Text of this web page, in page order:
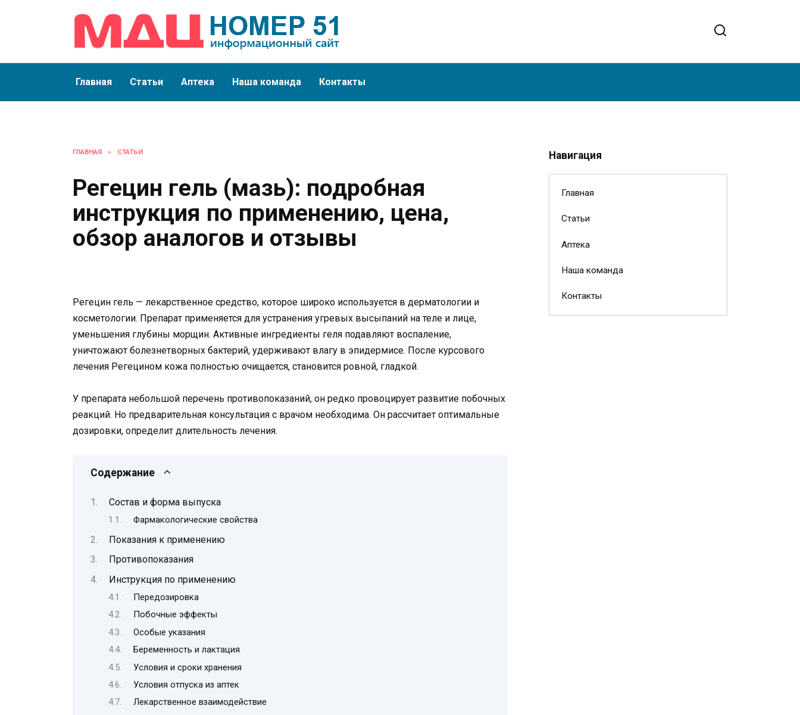
Главная Статьи Аптека Наша команда Контакты
ГЛАВНАЯ » СТАТЬИ
Регецин гель (мазь): подробная
инструкция по применению, цена,
обзор аналогов и отзывы
Регецин гель — лекарственное средство, которое широко используется в дерматологии и
косметологии. Препарат применяется для устранения угревых высыпаний на теле и лице,
уменьшения глубины морщин. Активные ингредиенты геля подавляют воспаление,
уничтожают болезнетворных бактерий, удерживают влагу в эпидермисе. После курсового
лечения Регецином кожа полностью очищается, становится ровной, гладкой.
У препарата небольшой перечень противопоказаний, он редко провоцирует развитие побочных
реакций. Но предварительная консультация с врачом необходима. Он рассчитает оптимальные
дозировки, определит длительность лечения.
Содержание
Состав и форма выпуска
Фармакологические свойства
Показания к применению
Противопоказания
Инструкция по применению
Передозировка
Побочные эффекты
Особые указания
Беременность и лактация
Условия и сроки хранения
Условия отпуска из аптек
Лекарственное взаимодействие
Навигация
Главная
Статьи
Аптека
Наша команда
Контакты